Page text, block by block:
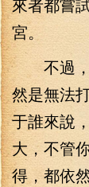
宮。
不過，
然是無法
于誰來說
大，不管
得，都依